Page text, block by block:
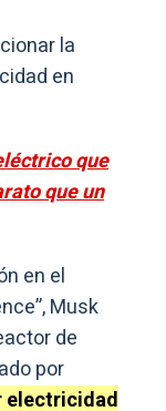
la
en
que
que un
en el
Musk
de
por
electricidad